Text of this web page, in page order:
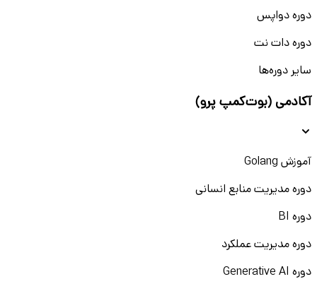
دوره دواپس
دوره دات نت
سایر دوره‌ها
آکادمی (بوت‌کمپ پرو)
آموزش Golang
دوره مدیریت منابع انسانی
دوره BI
دوره مدیریت عملکرد
دوره Generative AI